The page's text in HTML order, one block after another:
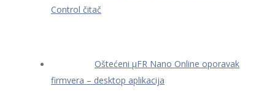
Control čitač
Oštećeni μFR Nano Online oporavak
firmvera – desktop aplikacija